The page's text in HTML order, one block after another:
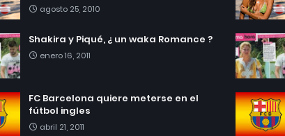
agosto 25, 2010
Shakira y Piqué, ¿ un waka Romance ?
enero 16, 2011
FC Barcelona quiere meterse en el
fútbol ingles
abril 21, 2011